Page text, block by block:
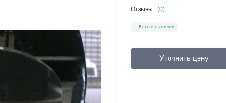
Отзывы: (0)
Есть в наличии
Уточнить цену